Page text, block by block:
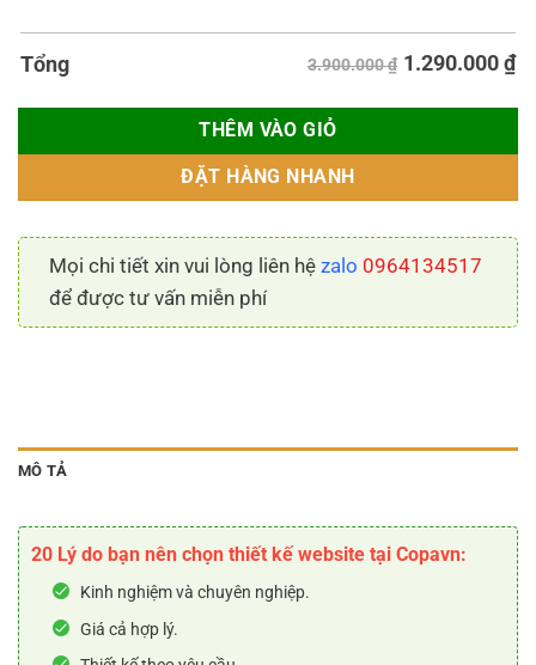
Tổng 3.900.000 ₫ 1.290.000₫
THÊM VÀO GIỎ
ĐẶT HÀNG NHANH
Mọi chi tiết xin vui lòng liên hệ zalo 0964134517
để được tư vấn miễn phí
MÔ TẢ
20 Lý do bạn nên chọn thiết kế website tại Copavn:
Kinh nghiệm và chuyên nghiệp.
Giá cả hợp lý.